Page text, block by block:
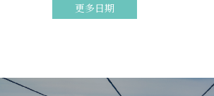
更多日期